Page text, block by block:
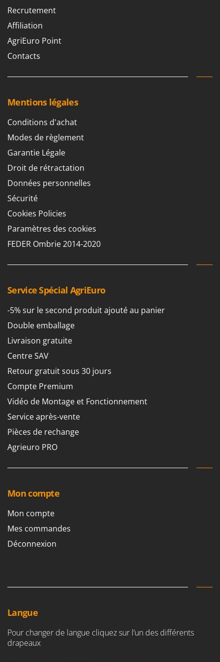
Master
Mastercook
Masterpro
Michelin
Minox
Mockmill
More than chef
MOSA
MOVA
Mowox
MTD
N
New O.M.R.A.
Nilfisk
Novital
NuovaFac
O
Officine Savioli
Oliviero
Olix
OMA
Omas
Ompagrill
Ooni
Oriental Koshin
Palazzetti
Partisani
Paterlini
Philips
Rato
Reber
Recrutement
Affiliation
AgriEuro Point
Contacts
Mentions légales
Conditions d'achat
Modes de règlement
Garantie Légale
Droit de rétractation
Données personnelles
Sécurité
Cookies Policies
Paramètres des cookies
FEDER Ombrie 2014-2020
Service Spécial AgriEuro
-5% sur le second produit ajouté au panier
Double emballage
Livraison gratuite
Centre SAV
Retour gratuit sous 30 jours
Compte Premium
Vidéo de Montage et Fonctionnement
Service après-vente
Pièces de rechange
Agrieuro PRO
Mon compte
Mon compte
Mes commandes
Déconnexion
Langue
Pour changer de langue cliquez sur l’un des différents
drapeaux